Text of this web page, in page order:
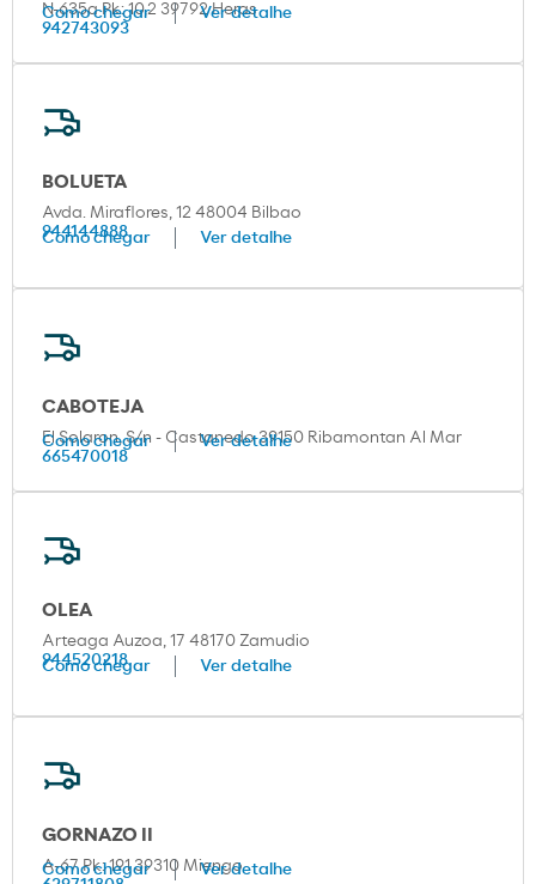
N-635a Pk: 10,2 39792 Heras
942743093
Como chegar Ver detalhe
CABOTEJA
El Solaron, S/n - Castanedo 39150 Ribamontan Al Mar
665470018
Como chegar Ver detalhe
GORNAZO II
A-67 Pk: 191 39310 Miengo
Como chegar Ver detalhe
BOLUETA
Avda. Miraflores, 12 48004 Bilbao
944144888
Como chegar Ver detalhe
OLEA
Arteaga Auzoa, 17 48170 Zamudio
944520218
Como chegar Ver detalhe